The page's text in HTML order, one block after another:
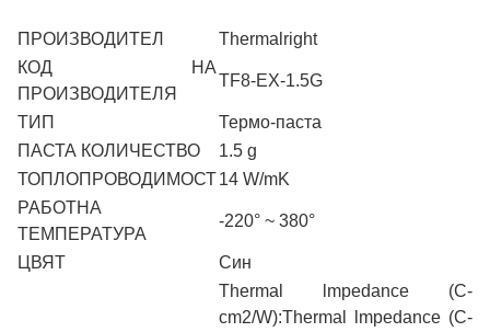
ПРОИЗВОДИТЕЛ
Thermalright
КОД НА
ПРОИЗВОДИТЕЛЯ
TF8-EX-1.5G
ТИП
Термо-паста
ПАСТА КОЛИЧЕСТВО
1.5 g
ТОПЛОПРОВОДИМОСТ14 W/mK
РАБОТНА
ТЕМПЕРАТУРА
-220° ~ 380°
ЦВЯТ Син
Thermal lmpedance (C-
cm2/W):Thermal lmpedance (C-